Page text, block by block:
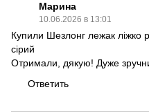
Марина
10.06.2026 в 13:01
Купили Шезлонг лежак ліжко
сірий
Отримали, дякую! Дуже
Ответить